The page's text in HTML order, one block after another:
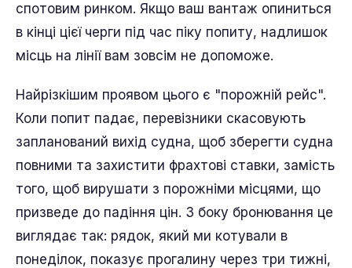
спотовим ринком. Якщо ваш вантаж опиниться
в кінці цієї черги під час піку попиту, надлишок
місць на лінії вам зовсім не допоможе.
Найрізкішим проявом цього є "порожній рейс".
Коли попит падає, перевізники скасовують
запланований вихід судна, щоб зберегти судна
повними та захистити фрахтові ставки, замість
того, щоб вирушати з порожніми місцями, що
призведе до падіння цін. З боку бронювання це
виглядає так: рядок, який ми котували в
понеділок, показує прогалину через три тижні,